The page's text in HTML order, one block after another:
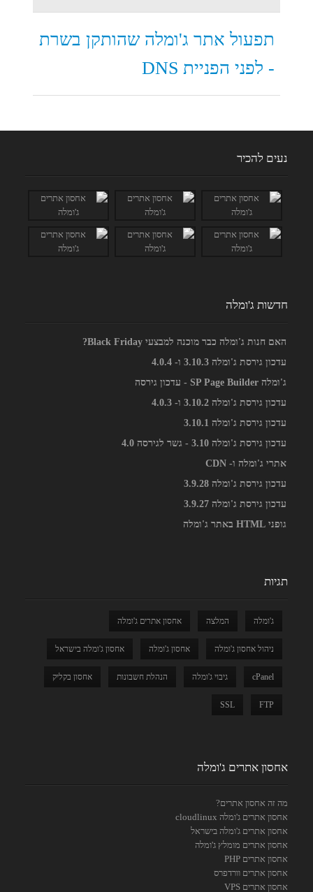
תפעול אתר ג'ומלה שהותקן בשרת
- לפני הפניית DNS
נעים להכיר
חדשות ג'ומלה
האם חנות ג'ומלה כבר מוכנה למבצעי Black Friday?
עדכון גירסת ג'ומלה 3.10.3 ו- 4.0.4
ג'ומלה SP Page Builder - עדכון גירסה
עדכון גירסת ג'ומלה 3.10.2 ו- 4.0.3
עדכון גירסת ג'ומלה 3.10.1
עדכון גירסת ג'ומלה 3.10 - גשר לגירסה 4.0
אתרי ג'ומלה ו- CDN
עדכון גירסת ג'ומלה 3.9.28
עדכון גירסת ג'ומלה 3.9.27
גופני HTML באתר ג'ומלה
תגיות
ג'ומלה המלצה אחסון אתרים ג'ומלה
ניהול אחסון ג'ומלה אחסון ג'ומלה אחסון ג'ומלה בישראל
cPanel גיבוי ג'ומלה הנהלת חשבונות אחסון בקליק
FTP
SSL
אחסון אתרים ג'ומלה
מה זה אחסון אתרים?
אחסון אתרים ג'ומלה cloudlinux
אחסון אתרים ג'ומלה בישראל
אחסון אתרים מומלץ ג'ומלה
אחסון אתרים PHP
אחסון אתרים וורדפרס
אחסון אתרים VPS